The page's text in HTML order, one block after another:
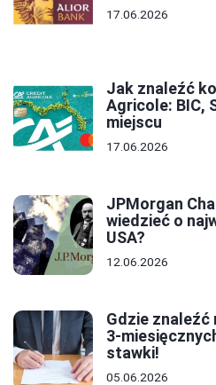
17.06.2026
Jak znaleźć
Agricole: BIC,
miejscu
17.06.2026
JPMorgan
wiedzieć o
USA?
12.06.2026
Gdzie
3-
stawki!
05.06.2026